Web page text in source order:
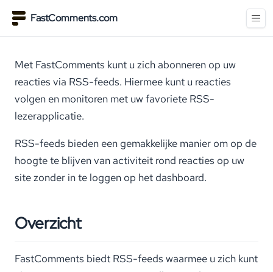
FastComments.com
Met FastComments kunt u zich abonneren op uw
reacties via RSS-feeds. Hiermee kunt u reacties
volgen en monitoren met uw favoriete RSS-
lezerapplicatie.
RSS-feeds bieden een gemakkelijke manier om op de
hoogte te blijven van activiteit rond reacties op uw
site zonder in te loggen op het dashboard.
Overzicht
FastComments biedt RSS-feeds waarmee u zich kunt